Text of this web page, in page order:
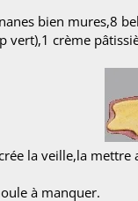
bien mures,8
vert),1 crème
la veille,la mettre
à manquer.